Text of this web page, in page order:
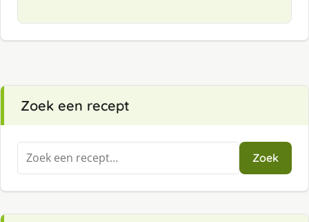
Zoek een recept
Zoeken
naar:
Zoek